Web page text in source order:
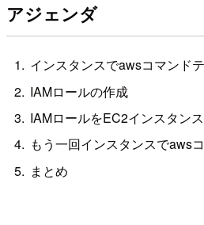
アジェンダ
インスタンスでawsコマンド
IAMロールの作成
IAMロールをEC2インスタン
もう一回インスタンスでaws
まとめ